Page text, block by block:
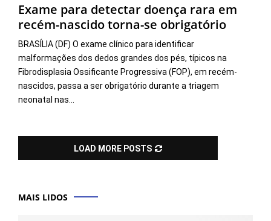
Exame para detectar doença rara em
recém-nascido torna-se obrigatório
BRASÍLIA (DF) O exame clínico para identificar
malformações dos dedos grandes dos pés, típicos na
Fibrodisplasia Ossificante Progressiva (FOP), em recém-
nascidos, passa a ser obrigatório durante a triagem
neonatal nas...
LOAD MORE POSTS
MAIS LIDOS